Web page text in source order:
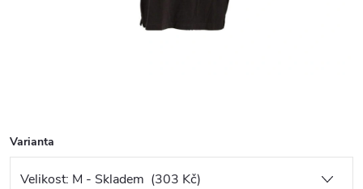
Varianta